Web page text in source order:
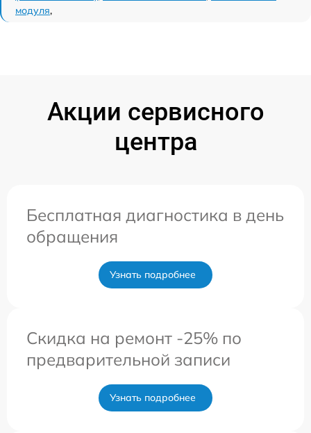
модуля,
Акции сервисного
центра
Бесплатная диагностика в день
обращения
Узнать подробнее
Скидка на ремонт -25% по
предварительной записи
Узнать подробнее